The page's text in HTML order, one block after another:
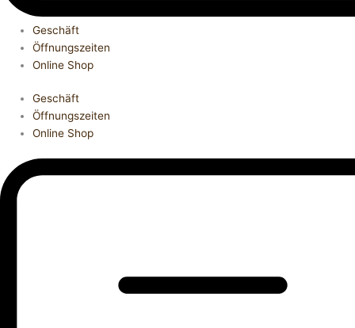
Geschäft
Öffnungszeiten
Online Shop
Geschäft
Öffnungszeiten
Online Shop